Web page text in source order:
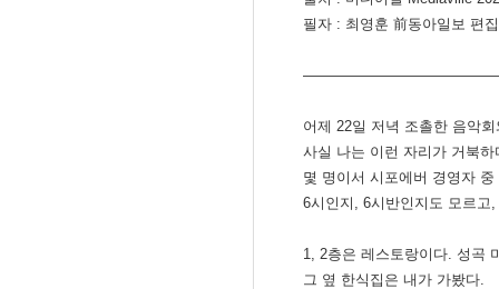
필자 : 최영훈 前동아일보 편
어제 22일 저녁 조촐한 음악
사실 나는 이런 자리가 거북
몇 명이서 시포에버 경영자
6시인지, 6시반인지도 모르고
1, 2층은 레스토랑이다. 성곡
그 옆 한식집은 내가 가봤다.